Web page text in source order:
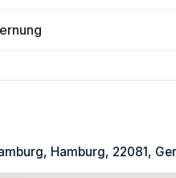
Hamburg, 22081,